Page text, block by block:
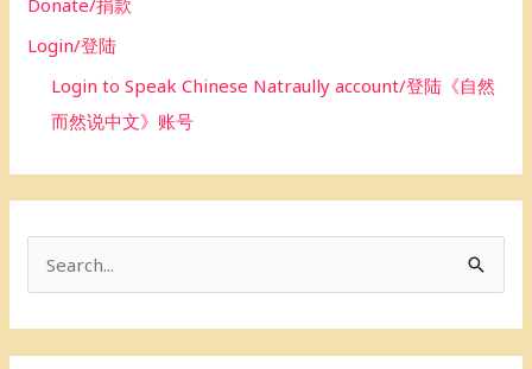
Donate/捐款
Login/登陆
Login to Speak Chinese Natraully account/登陆《自然
而然说中文》账号